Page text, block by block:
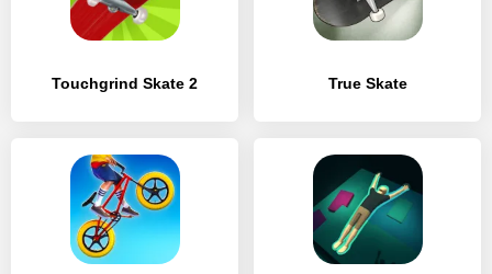
Touchgrind Skate 2 True Skate